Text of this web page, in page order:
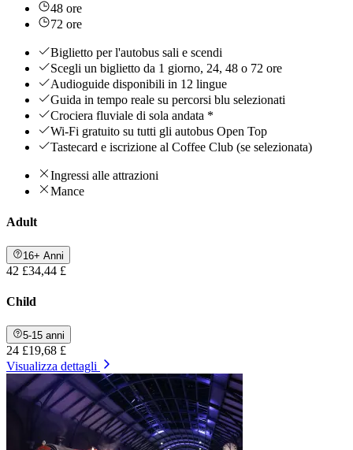
48 ore
72 ore
Biglietto per l'autobus sali e scendi
Scegli un biglietto da 1 giorno, 24, 48 o 72 ore
Audioguide disponibili in 12 lingue
Guida in tempo reale su percorsi blu selezionati
Crociera fluviale di sola andata *
Wi-Fi gratuito su tutti gli autobus Open Top
Tastecard e iscrizione al Coffee Club (se selezionata)
Ingressi alle attrazioni
Mance
Adult
16+ Anni
42 £34,44 £
Child
5-15 anni
24 £19,68 £
Visualizza dettagli